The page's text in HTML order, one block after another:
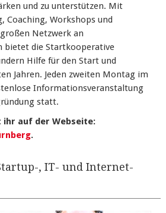
und zu unterstützen. Mit
Coaching, Workshops und
Netzwerk an
bietet die Startkooperative
Hilfe für den Start und
Jahren. Jeden zweiten Montag im
Informationsveranstaltung
statt.
auf der Webseite:
.
, IT- und Internet-